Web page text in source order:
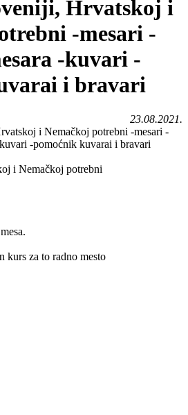
Hrvatskoj i
-mesari -
-kuvari -
i bravari
23.08.2021.
i Nemačkoj potrebni
kurs za to radno mesto